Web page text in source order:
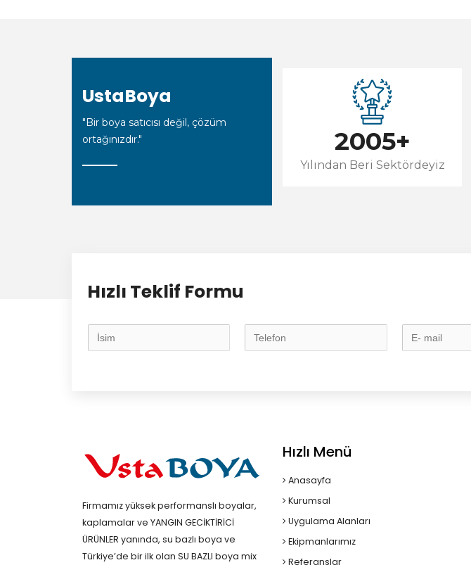
UstaBoya
"Bir boya satıcısı değil, çözüm
ortağınızdır."
2005+
Yılından Beri Sektördeyiz
Hızlı Teklif Formu
Firmamız yüksek performanslı boyalar,
kaplamalar ve YANGIN GECİKTİRİCİ
ÜRÜNLER yanında, su bazlı boya ve
Türkiye’de bir ilk olan SU BAZLI boya mix
Hızlı Menü
Anasayfa
Kurumsal
Uygulama Alanları
Ekipmanlarımız
Referanslar